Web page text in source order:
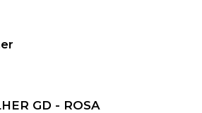
GD - ROSA